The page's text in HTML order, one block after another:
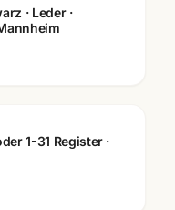
· Leder ·
1-31 Register ·